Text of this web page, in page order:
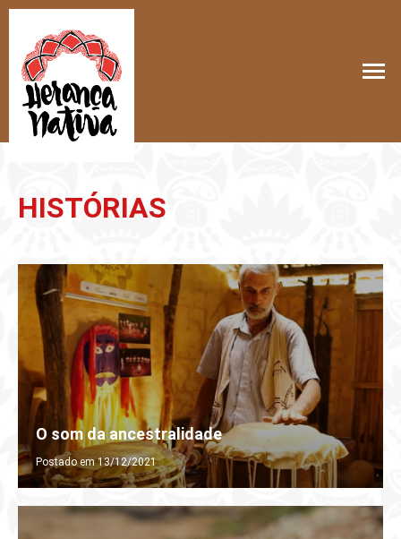
HISTÓRIAS
O som da ancestralidade
Postado em 13/12/2021